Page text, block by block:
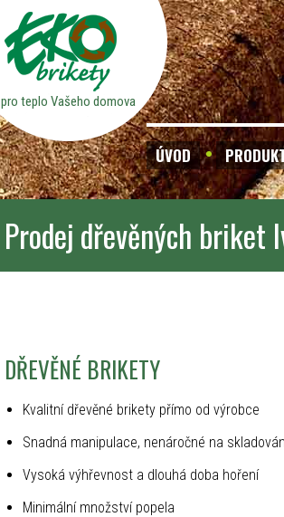
pro teplo Vašeho domova
ÚVOD
Prodej dřevěných briket
DŘEVĚNÉ BRIKETY
Kvalitní dřevěné brikety přímo od výrobce
Snadná manipulace, nenáročné na
Vysoká výhřevnost a dlouhá doba hoření
Minimální množství popela